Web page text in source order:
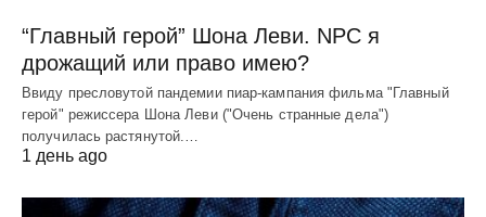
“Главный герой” Шона Леви. NPC я
дрожащий или право имею?
Ввиду пресловутой пандемии пиар-кампания фильма "Главный
герой" режиссера Шона Леви ("Очень странные дела")
получилась растянутой.…
1 день ago